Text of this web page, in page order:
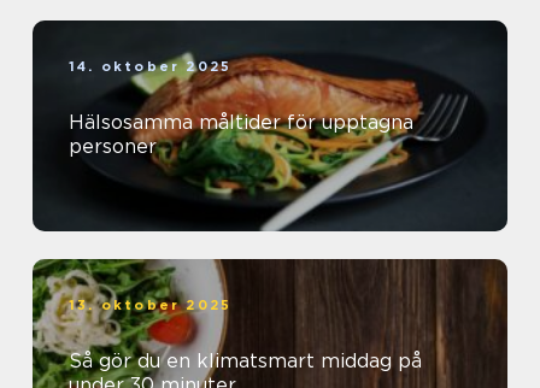
14. oktober 2025
Hälsosamma måltider för upptagna
personer
13. oktober 2025
Så gör du en klimatsmart middag på